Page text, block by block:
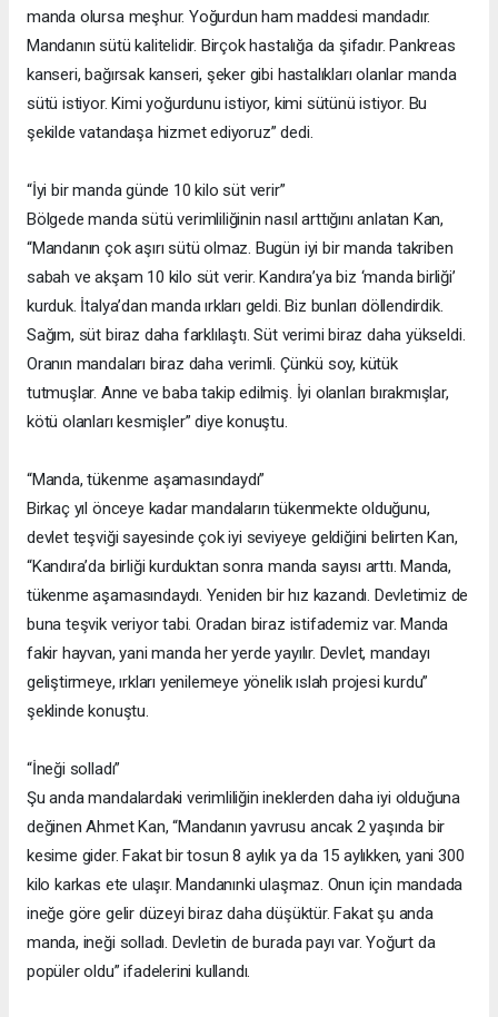
manda olursa meşhur. Yoğurdun ham maddesi mandadır.
Mandanın sütü kalitelidir. Birçok hastalığa da şifadır. Pankreas
kanseri, bağırsak kanseri, şeker gibi hastalıkları olanlar manda
sütü istiyor. Kimi yoğurdunu istiyor, kimi sütünü istiyor. Bu
şekilde vatandaşa hizmet ediyoruz” dedi.
“İyi bir manda günde 10 kilo süt verir”
Bölgede manda sütü verimliliğinin nasıl arttığını anlatan Kan,
“Mandanın çok aşırı sütü olmaz. Bugün iyi bir manda takriben
sabah ve akşam 10 kilo süt verir. Kandıra’ya biz ‘manda birliği’
kurduk. İtalya’dan manda ırkları geldi. Biz bunları döllendirdik.
Sağım, süt biraz daha farklılaştı. Süt verimi biraz daha yükseldi.
Oranın mandaları biraz daha verimli. Çünkü soy, kütük
tutmuşlar. Anne ve baba takip edilmiş. İyi olanları bırakmışlar,
kötü olanları kesmişler” diye konuştu.
“Manda, tükenme aşamasındaydı”
Birkaç yıl önceye kadar mandaların tükenmekte olduğunu,
devlet teşviği sayesinde çok iyi seviyeye geldiğini belirten Kan,
“Kandıra’da birliği kurduktan sonra manda sayısı arttı. Manda,
tükenme aşamasındaydı. Yeniden bir hız kazandı. Devletimiz de
buna teşvik veriyor tabi. Oradan biraz istifademiz var. Manda
fakir hayvan, yani manda her yerde yayılır. Devlet, mandayı
geliştirmeye, ırkları yenilemeye yönelik ıslah projesi kurdu”
şeklinde konuştu.
“İneği solladı”
Şu anda mandalardaki verimliliğin ineklerden daha iyi olduğuna
değinen Ahmet Kan, “Mandanın yavrusu ancak 2 yaşında bir
kesime gider. Fakat bir tosun 8 aylık ya da 15 aylıkken, yani 300
kilo karkas ete ulaşır. Mandanınki ulaşmaz. Onun için mandada
ineğe göre gelir düzeyi biraz daha düşüktür. Fakat şu anda
manda, ineği solladı. Devletin de burada payı var. Yoğurt da
popüler oldu” ifadelerini kullandı.